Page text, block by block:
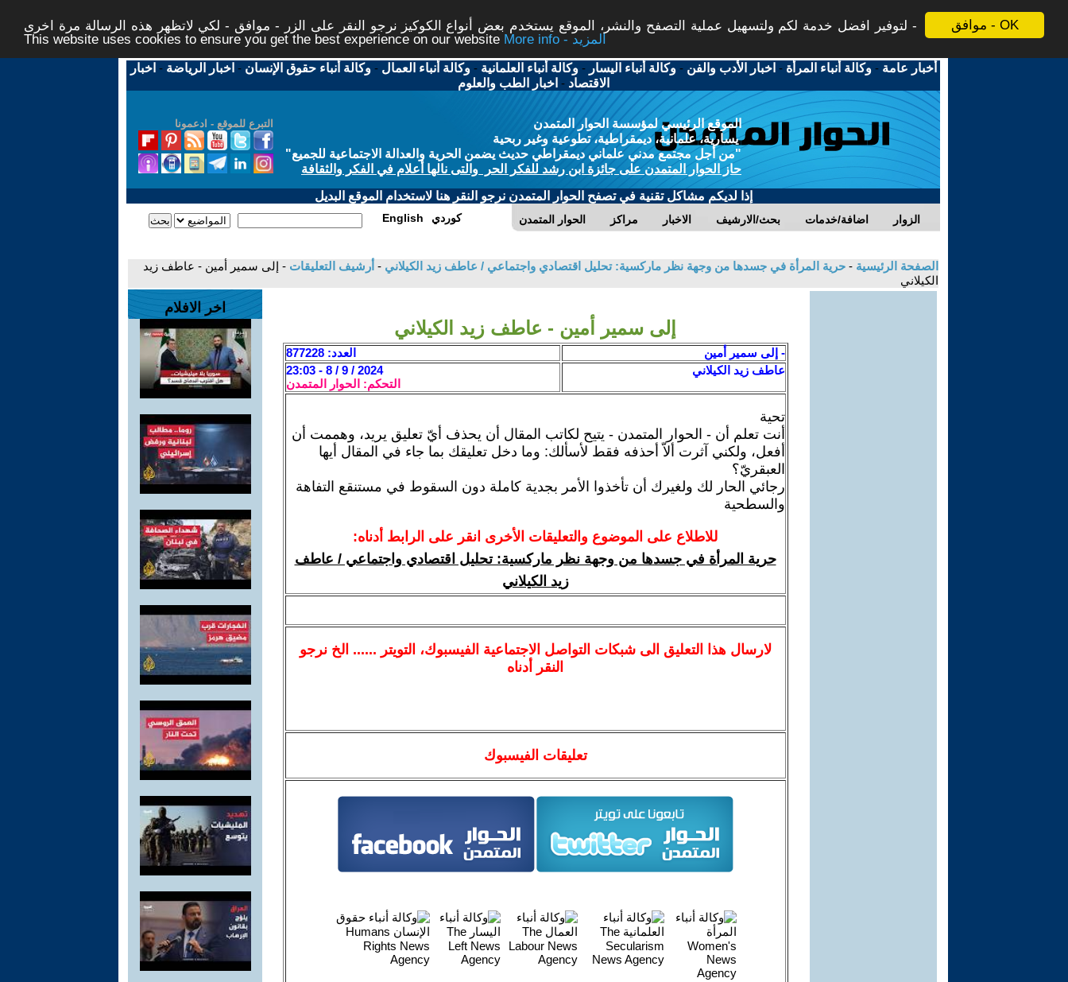
موافق - OK
لتوفير افضل خدمة لكم ولتسهيل عملية التصفح والنشر، الموقع يستخدم بعض أنواع الكوكيز نرجو النقر على الزر - موافق - لكي لاتظهر هذه الرسالة مرة اخرى -
This website uses cookies to ensure you get the best experience on our website
More info - المزيد
أخبار عامة -وكالة أنباء المرأة - اخبار الأدب والفن -وكالة أنباء اليسار -وكالة أنباء العلمانية -وكالة أنباء العمال -وكالة أنباء حقوق الإنسان - اخبار الرياضة - اخبار
الاقتصاد - اخبار الطب والعلوم
التبرع للموقع - ادعمونا
الموقع الرئيسي لمؤسسة الحوار المتمدن
يسارية، علمانية، ديمقراطية، تطوعية وغير ربحية
"من أجل مجتمع مدني علماني ديمقراطي حديث يضمن الحرية والعدالة الاجتماعية للجميع"
حاز الحوار المتمدن على جائزة ابن رشد للفكر الحر والتى نالها أعلام في الفكر والثقافة
إذا لديكم مشاكل تقنية في تصفح الحوار المتمدن نرجو النقر هنا لاستخدام الموقع البديل
الحوار المتمدن مراكز الاخبار بحث/الارشيف اضافة/خدمات الزوار English كوردي
الصفحة الرئيسية - حرية المرأة في جسدها من وجهة نظر ماركسية: تحليل اقتصادي واجتماعي / عاطف زيد الكيلاني - أرشيف التعليقات - إلى سمير أمين - عاطف زيد
الكيلاني
إلى سمير أمين - عاطف زيد الكيلاني
- إلى سمير أمين
العدد: 877228
عاطف زيد الكيلاني
2024 / 9 / 8 - 23:03
التحكم: الحوار المتمدن
تحية
أنت تعلم أن - الحوار المتمدن - يتيح لكاتب المقال أن يحذف أيّ تعليق يريد، وهممت أن
أفعل، ولكني آثرت ألاّ أحذفه فقط لأسألك: وما دخل تعليقك بما جاء في المقال أيها
العبقريّ؟
رجائي الحار لك ولغيرك أن تأخذوا الأمر بجدية كاملة دون السقوط في مستنقع التفاهة
والسطحية
للاطلاع على الموضوع والتعليقات الأخرى انقر على الرابط أدناه:
حرية المرأة في جسدها من وجهة نظر ماركسية: تحليل اقتصادي واجتماعي / عاطف
زيد الكيلاني
لارسالهذا التعليق الى شبكات التواصل الاجتماعية الفيسبوك، التويتر ...... الخ نرجو
النقر أدناه
تعليقات الفيسبوك
اخر الافلام